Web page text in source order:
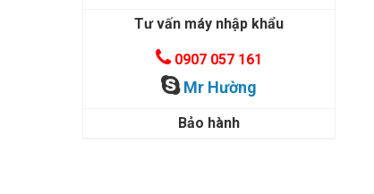
Tư vấn máy nhập khẩu
0907 057 161
Mr Hường
Bảo hành